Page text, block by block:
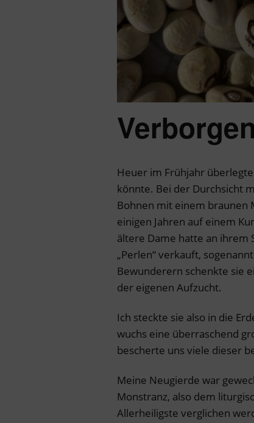
Heuer im Frühjahr
könnte. Bei der Durchsicht
Bohnen mit einem braunen
einigen Jahren auf einem
ältere Dame hatte an ihrem
„Perlen“ verkauft,
Bewunderern schenkte sie
der eigenen Aufzucht.
Ich steckte sie also in die
wuchs eine überraschend
bescherte uns viele dieser
Meine Neugierde war
Monstranz, also dem
Allerheiligste verglichen